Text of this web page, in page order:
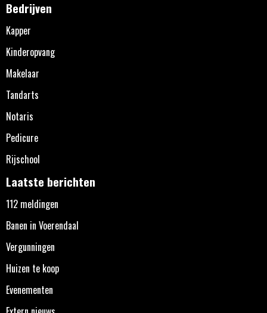
Bedrijven
Kapper
Kinderopvang
Makelaar
Tandarts
Notaris
Pedicure
Rijschool
Laatste berichten
112 meldingen
Banen in Voerendaal
Vergunningen
Huizen te koop
Evenementen